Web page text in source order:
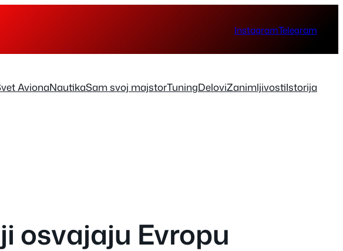
InstagramTelegram
AvionaNautikaSam svoj majstorTuningDeloviZanimljivostiIstorija
osvajaju Evropu